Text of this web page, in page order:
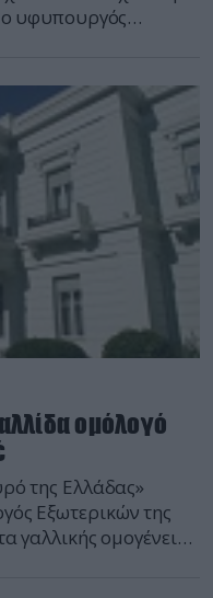
ο υφυπουργός
μεταξύ
ο κ. Κούρκουλας
τις τελευταίες
ομόλογό
της Ελλάδας»
Εξωτερικών της
γαλλικής ομογένειας